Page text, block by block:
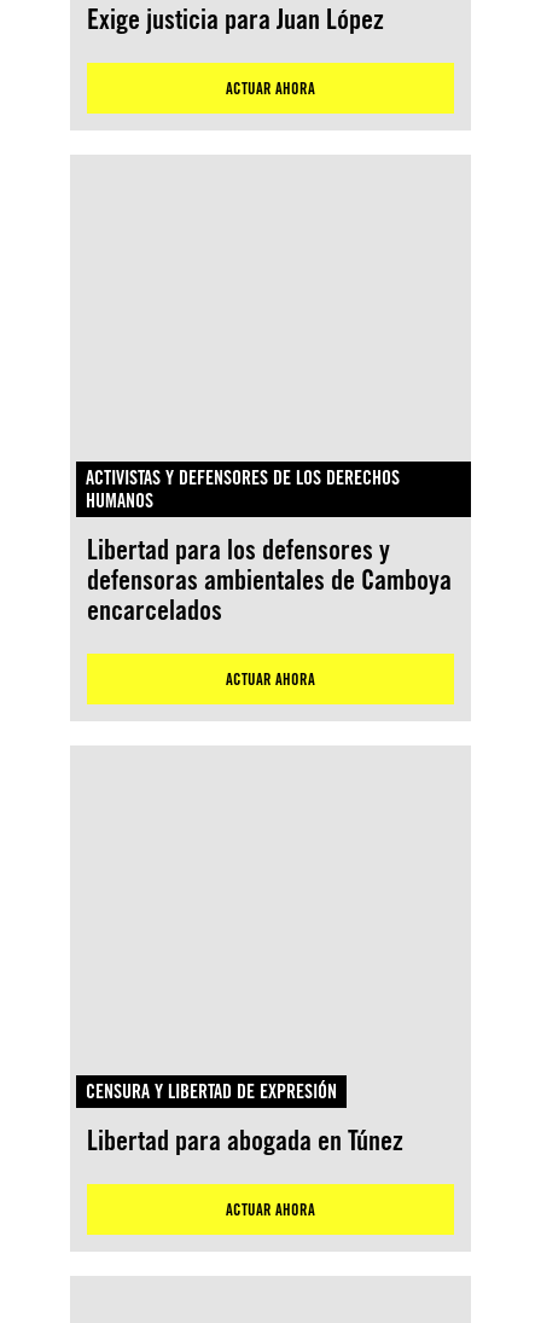
Exige justicia para Juan López
ACTUAR AHORA
ACTIVISTAS Y DEFENSORES DE LOS DERECHOS
HUMANOS
Libertad para los defensores y
defensoras ambientales de Camboya
encarcelados
ACTUAR AHORA
CENSURA Y LIBERTAD DE EXPRESIÓN
​Libertad para abogada en Túnez
ACTUAR AHORA